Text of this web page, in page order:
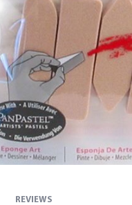
REVIEWS